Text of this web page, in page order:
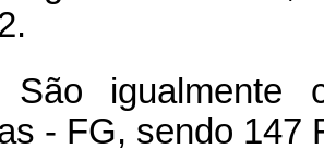
igualmente
- FG, sendo 147